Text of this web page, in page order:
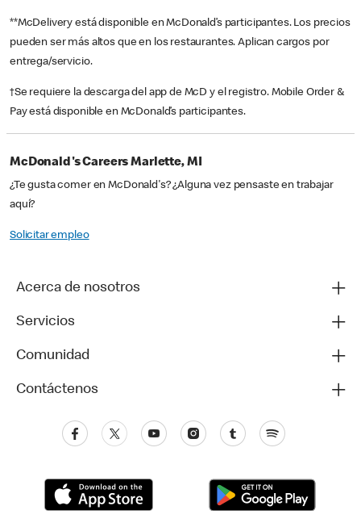
**McDelivery está disponible en McDonald’s participantes. Los precios
pueden ser más altos que en los restaurantes. Aplican cargos por
entrega/servicio.
†Se requiere la descarga del app de McD y el registro. Mobile Order &
Pay está disponible en McDonald’s participantes.
McDonald's Careers Marlette, MI
¿Te gusta comer en McDonald's? ¿Alguna vez pensaste en trabajar
aquí?
Solicitar empleo
Acerca de nosotros
Servicios
Comunidad
Contáctenos